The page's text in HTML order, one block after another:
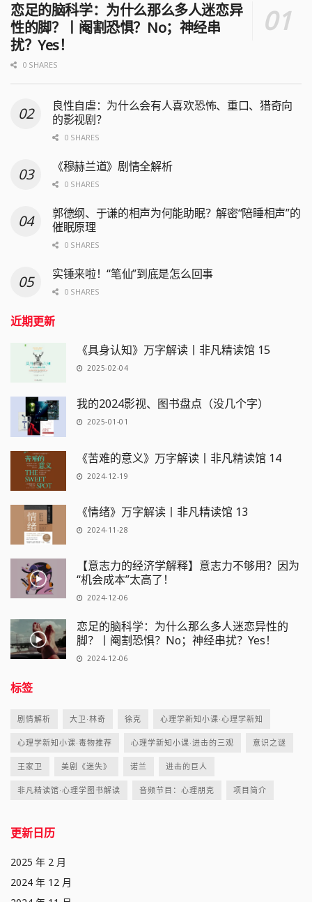
恋足的脑科学：为什么那么多人迷恋异
性的脚？丨阉割恐惧？No；神经串
扰？Yes！
0 SHARES
良性自虐：为什么会有人喜欢恐怖、重口、猎奇向
的影视剧？
0 SHARES
《穆赫兰道》剧情全解析
0 SHARES
郭德纲、于谦的相声为何能助眠？解密“陪睡相声”的
催眠原理
0 SHARES
实锤来啦！“笔仙”到底是怎么回事
0 SHARES
近期更新
《具身认知》万字解读丨非凡精读馆 15
2025-02-04
我的2024影视、图书盘点（没几个字）
2025-01-01
《苦难的意义》万字解读丨非凡精读馆 14
2024-12-19
《情绪》万字解读丨非凡精读馆 13
2024-11-28
【意志力的经济学解释】意志力不够用？因为
“机会成本”太高了！
2024-12-06
恋足的脑科学：为什么那么多人迷恋异性的
脚？丨阉割恐惧？No；神经串扰？Yes！
2024-12-06
标签
剧情解析 大卫·林奇 徐克 心理学新知小课·心理学新知
心理学新知小课·毒物推荐 心理学新知小课·进击的三观 意识之谜
王家卫 美剧《迷失》 诺兰 进击的巨人
非凡精读馆·心理学图书解读 音频节目：心理朋克 项目简介
更新日历
2025 年 2 月
2024 年 12 月